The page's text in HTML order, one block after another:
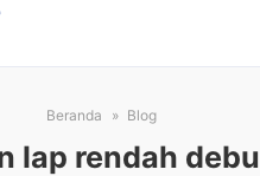
Beranda Blog
lap rendah debu